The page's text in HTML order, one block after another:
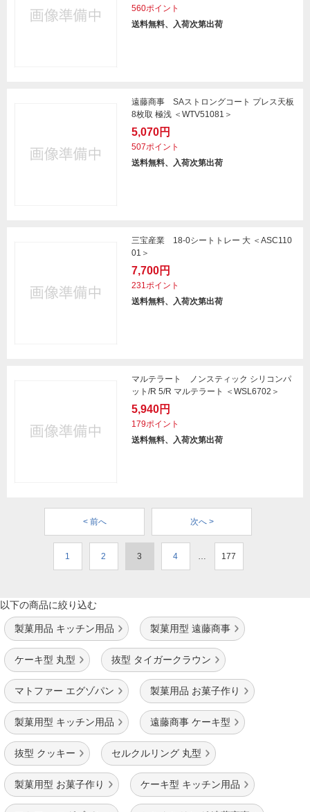
560ポイント
送料無料、入荷次第出荷
遠藤商事 SAストロングコート プレス天板
8枚取 極浅 ＜WTV51081＞
5,070円
507ポイント
送料無料、入荷次第出荷
三宝産業 18-0シートトレー 大 ＜ASC110
01＞
7,700円
231ポイント
送料無料、入荷次第出荷
マルテラート ノンスティック シリコンパ
ット/R 5/R マルテラート ＜WSL6702＞
5,940円
179ポイント
送料無料、入荷次第出荷
< 前へ 次へ >
1 2 3 4 … 177
以下の商品に絞り込む
製菓用品 キッチン用品 製菓用型 遠藤商事
ケーキ型 丸型 抜型 タイガークラウン
マトファー エグゾパン 製菓用品 お菓子作り
製菓用型 キッチン用品 遠藤商事 ケーキ型
抜型 クッキー セルクルリング 丸型
製菓用型 お菓子作り ケーキ型 キッチン用品